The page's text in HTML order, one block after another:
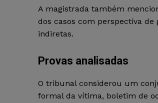
A magistrada também
dos casos com perspectiva
indiretas.
Provas analisadas
O tribunal considerou um
formal da vítima, boletim de